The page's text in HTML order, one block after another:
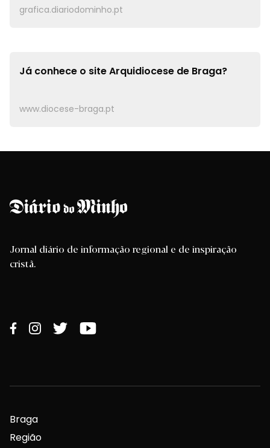
grafica.diariodominho.pt
Já conhece o siteArquidiocese de Braga?
www.diocese-braga.pt
Jornal diário de informação regional e de inspiração
cristã.
Braga
Região